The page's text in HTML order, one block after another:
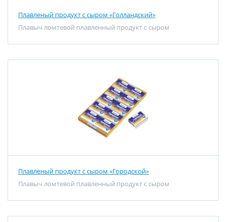
Плавленый продукт с сыром «Голландский»
Плавыч ломтевой плавленный продукт с сыром
Плавленый продукт с сыром «Городской»
Плавыч ломтевой плавленный продукт с сыром